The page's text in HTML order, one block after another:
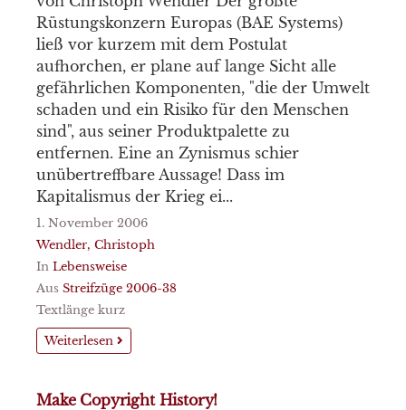
Rüstungskonzern Europas (BAE Systems)
ließ vor kurzem mit dem Postulat
aufhorchen, er plane auf lange Sicht alle
gefährlichen Komponenten, "die der Umwelt
schaden und ein Risiko für den Menschen
sind", aus seiner Produktpalette zu
entfernen. Eine an Zynismus schier
unübertreffbare Aussage! Dass im
Kapitalismus der Krieg ei...
1. November 2006
Wendler, Christoph
In Lebensweise
Aus Streifzüge 2006-38
Textlänge kurz
Weiterlesen
Make Copyright History!